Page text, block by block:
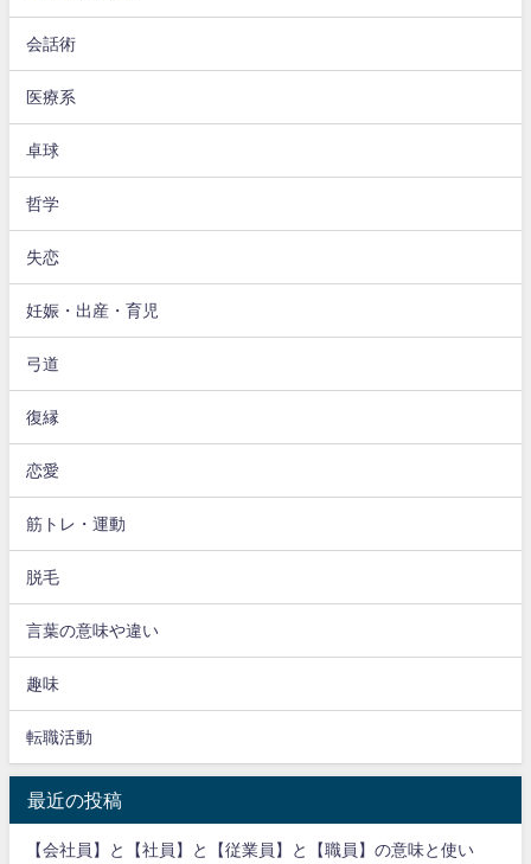
会話術
医療系
卓球
哲学
失恋
妊娠・出産・育児
弓道
復縁
恋愛
筋トレ・運動
脱毛
言葉の意味や違い
趣味
転職活動
最近の投稿
【会社員】と【社員】と【従業員】と【職員】の意味と使い